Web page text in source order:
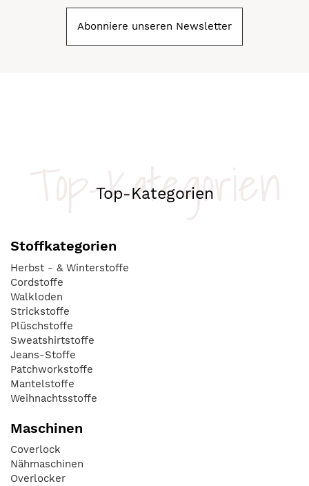
Abonniere unseren Newsletter
Top-Kategorien
Top-Kategorien
Stoffkategorien
Herbst - & Winterstoffe
Cordstoffe
Walkloden
Strickstoffe
Plüschstoffe
Sweatshirtstoffe
Jeans-Stoffe
Patchworkstoffe
Mantelstoffe
Weihnachtsstoffe
Maschinen
Coverlock
Nähmaschinen
Overlocker